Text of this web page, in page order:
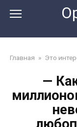
Главная » Это
—